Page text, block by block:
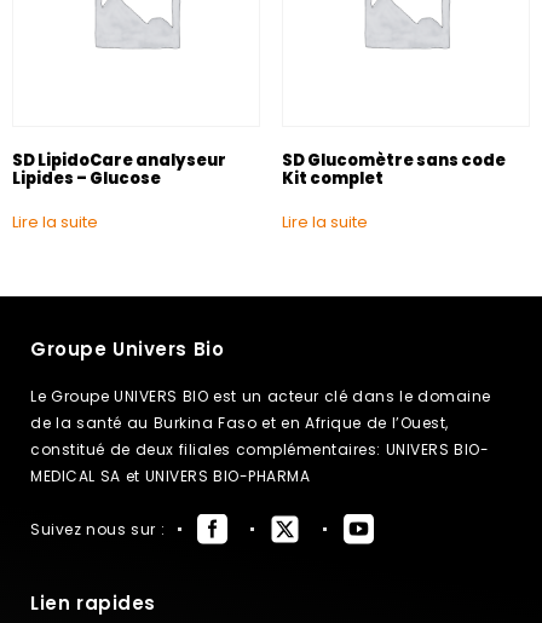
SD LipidoCare analyseur
Lipides – Glucose
Lire la suite
SD Glucomètre sans code
Kit complet
Lire la suite
Groupe Univers Bio
Le Groupe UNIVERS BIO est un acteur clé dans le domaine
de la santé au Burkina Faso et en Afrique de l’Ouest,
constitué de deux filiales complémentaires: UNIVERS BIO-
MEDICAL SA et UNIVERS BIO-PHARMA
Suivez nous sur :
Lien rapides